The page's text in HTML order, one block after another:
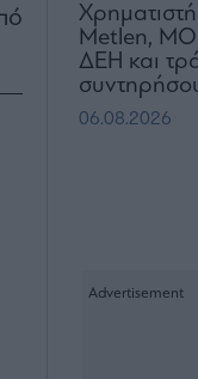
Metlen,
ΔΕΗ και
06.08.2026